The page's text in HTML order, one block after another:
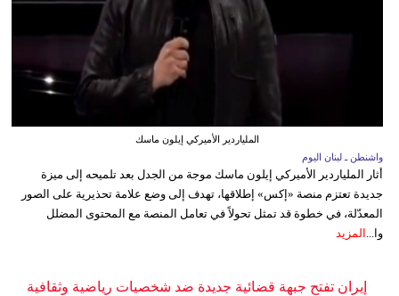
الملياردير الأميركي إيلون ماسك
واشنطن ـ لبنان اليوم
أثار الملياردير الأميركي إيلون ماسك موجة من الجدل بعد تلميحه إلى ميزة
جديدة تعتزم منصة «إكس» إطلاقها، تهدف إلى وضع علامة تحذيرية على الصور
المعدّلة، في خطوة قد تمثل تحولاً في تعامل المنصة مع المحتوى المضلل
وا... المزيد
إيران تفتح جبهة قضائية جديدة ضد شخصيات رياضية وثقافية